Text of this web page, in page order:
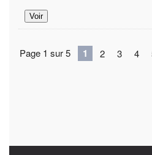
Page 1 sur 5 1 2 3 4